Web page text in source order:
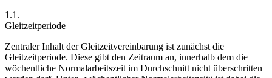
1.1.
Gleitzeitperiode
Zentraler Inhalt der Gleitzeitvereinbarung ist zunächst die
Gleitzeitperiode. Diese gibt den Zeitraum an, innerhalb dem die
wöchentliche Normalarbeitszeit im Durchschnitt nicht überschritten